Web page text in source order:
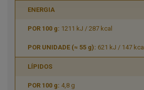
ENERGIA
1211 kJ / 287 kcal
621 kJ / 147 kcal
LÍPIDOS
4,8 g